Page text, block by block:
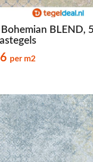
BLEND,
per m2